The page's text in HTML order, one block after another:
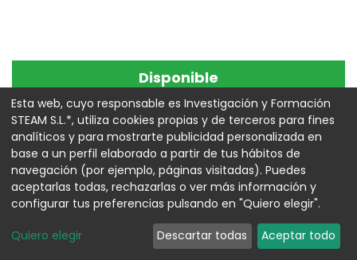
Disponible
Placa de desarrollo ATtiny88
16MHz
Referencia:00024679
7,38€
Esta web, cuyo responsable es Investigación y Formación
STEAM S.L.*, utiliza cookies propias y de terceros para fines
analíticos y para mostrarte publicidad personalizada en
base a un perfil elaborado a partir de tus hábitos de
navegación (por ejemplo, páginas visitadas). Puedes
aceptarlas todas, rechazarlas o ver más información y
configurar tus preferencias pulsando en "Quiero elegir".
Quiero elegir Descartar todas Aceptar todo